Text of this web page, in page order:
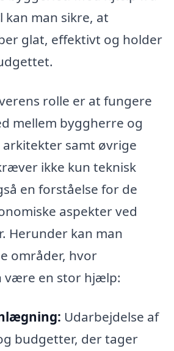
kan man sikre, at
glat, effektivt og holder
rolle er at fungere
mellem byggherre og
samt øvrige
ikke kun teknisk
en forståelse for de
aspekter ved
Herunder kan man
områder, hvor
være en stor hjælp:
Udarbejdelse af
budgetter, der tager